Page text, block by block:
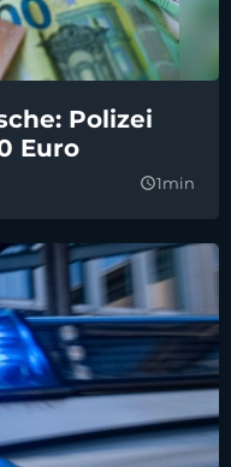
Polizei
Euro
query_builder1min